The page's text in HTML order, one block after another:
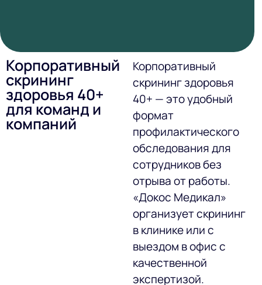
Корпоративный
скрининг
здоровья 40+
для команд и
компаний
Корпоративный
скрининг здоровья
40+ — это удобный
формат
профилактического
обследования для
сотрудников без
отрыва от работы.
«Докос Медикал»
организует скрининг
в клинике или с
выездом в офис с
качественной
экспертизой.